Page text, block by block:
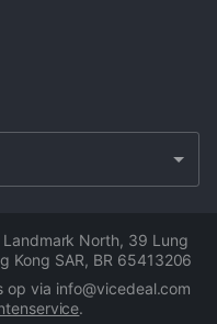
North, 39 Lung
Kong SAR, BR 65413206
op via info@vicedeal.com
.